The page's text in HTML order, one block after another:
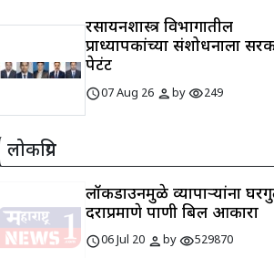
रसायनशास्त्र विभागातील
प्राध्यापकांच्या संशोधनाला
पेटंट
schedule07 Aug 26 personbyvisibility249
लोकप्रिय
लॉकडाउनमुळे व्यापाऱ्यांना
दराप्रमाणे पाणी बिल आकारा
schedule06 Jul 20 personbyvisibility529870